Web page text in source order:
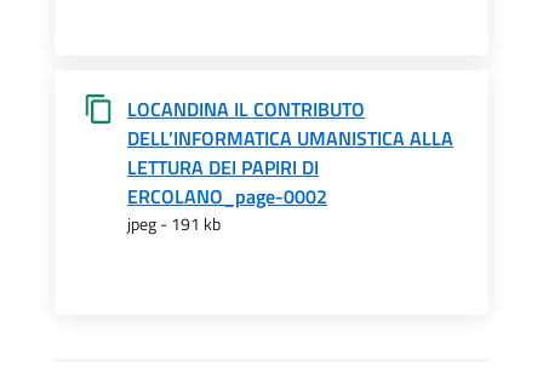
LOCANDINA IL CONTRIBUTO
DELL’INFORMATICA UMANISTICA ALLA
LETTURA DEI PAPIRI DI
ERCOLANO_page-0002
jpeg - 191 kb